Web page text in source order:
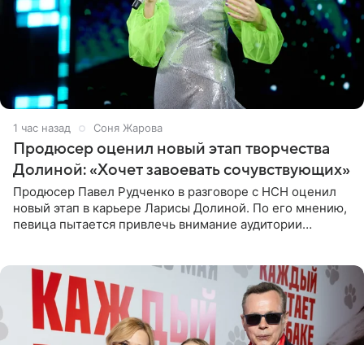
1 час назад Соня Жарова
Продюсер оценил новый этап творчества
Долиной: «Хочет завоевать сочувствующих»
Продюсер Павел Рудченко в разговоре с НСН оценил
новый этап в карьере Ларисы Долиной. По его мнению,
певица пытается привлечь внимание аудитории